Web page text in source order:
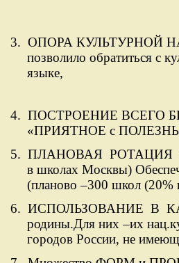
3. ОПОРА КУЛЬТУРНОЙ
позволило обратиться с
языке,
4. ПОСТРОЕНИЕ ВСЕГО
«ПРИЯТНОЕ с
5. ПЛАНОВАЯ РОТАЦИЯ
в школах Москвы)
(планово –300 школ (20%
6. ИСПОЛЬЗОВАНИЕ В
родины.Для них –их
городов России, не